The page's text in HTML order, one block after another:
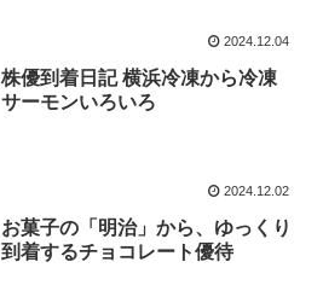
2024.12.04
株優到着日記 横浜冷凍から冷凍
サーモンいろいろ
2024.12.02
お菓子の「明治」から、ゆっくり
到着するチョコレート優待